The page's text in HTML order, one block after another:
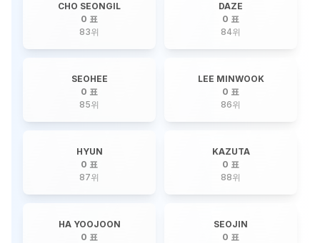
CHO SEONGIL
0 표
83위
DAZE
0 표
84위
SEOHEE
0 표
85위
LEE MINWOOK
0 표
86위
HYUN
0 표
87위
KAZUTA
0 표
88위
HA YOOJOON
0 표
SEOJIN
0 표